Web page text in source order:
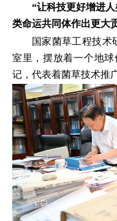
“让科技更好增进
类命运共同体作出更大
国家菌草工程技术
室里，摆放着一个地
记，代表着菌草技术推